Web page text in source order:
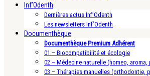
Inf’Odenth
Dernières actus Inf’Odenth
Les newsletters Inf’Odenth
Documenthèque
Documenthèque Premium Adhérent
01 – Biocompatibilité et écologie
02 – Médecine naturelle (homeo,
03 – Thérapies manuelles